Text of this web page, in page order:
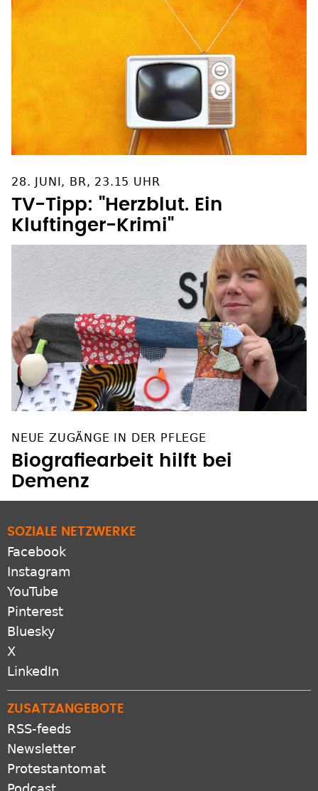
28. JUNI, BR, 23.15 UHR
TV-Tipp: "Herzblut. Ein
Kluftinger-Krimi"
NEUE ZUGÄNGE IN DER PFLEGE
Biografiearbeit hilft bei
Demenz
SOZIALE NETZWERKE
Facebook
Instagram
YouTube
Pinterest
Bluesky
X
LinkedIn
ZUSATZANGEBOTE
RSS-feeds
Newsletter
Protestantomat